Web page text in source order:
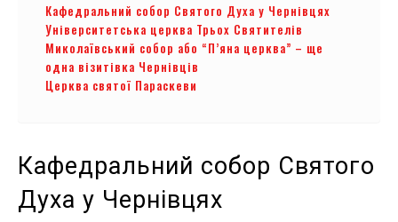
Кафедральний собор Святого Духа у Чернівцях
Університетська церква Трьох Святителів
Миколаївський собор або “П’яна церква” – ще
одна візитівка Чернівців
Церква святої Параскеви
Кафедральний собор Святого
Духа у Чернівцях